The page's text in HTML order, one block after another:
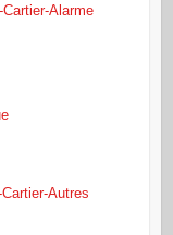
Alarme
Autres